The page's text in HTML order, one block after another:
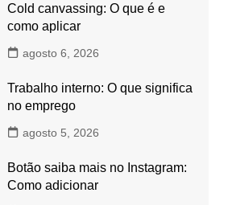
Cold canvassing: O que é e
como aplicar
agosto 6, 2026
Trabalho interno: O que significa
no emprego
agosto 5, 2026
Botão saiba mais no Instagram:
Como adicionar